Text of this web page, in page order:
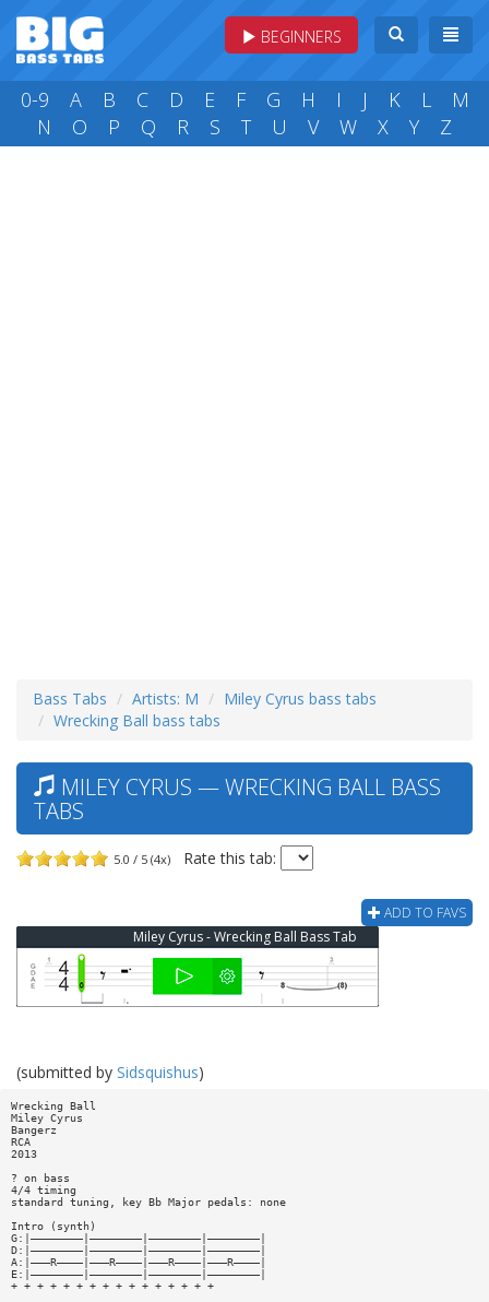
BEGINNERS
0-9 A B C D E F G H I J K L
M
N
O P Q R S T U V W X Y Z
Bass Tabs Artists: M
Miley Cyrus bass tabs
Wrecking Ball bass tabs
MILEY CYRUS — WRECKING BALL BASS
TABS
5.0 / 5 (4x) Rate this tab:
ADD TO FAVS
Miley Cyrus - Wrecking Ball Bass Tab
(submitted by Sidsquishus)
Wrecking Ball
Miley Cyrus
Bangerz
RCA
2013
? on bass
4/4 timing
standard tuning, key Bb Major pedals: none
Intro (synth)
G:|————————|————————|————————|————————|
D:|————————|————————|————————|————————|
A:|———R————|———R————|———R————|———R————|
E:|————————|————————|————————|————————|
+ + + + + + + + + + + + + + + +